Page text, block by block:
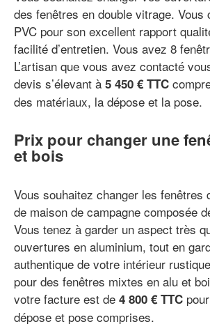
des fenêtres en double vitrage. Vous
PVC pour son excellent rapport
facilité d’entretien. Vous avez 8
L’artisan que vous avez contacté
devis s’élevant à 5 450 € TTC
des matériaux, la dépose et la pose.
Prix pour changer une
et bois
Vous souhaitez changer les fenêtres
de maison de campagne composée
Vous tenez à garder un aspect très
ouvertures en aluminium, tout en
authentique de votre intérieur
pour des fenêtres mixtes en alu et
votre facture est de 4 800 € TTC
dépose et pose comprises.